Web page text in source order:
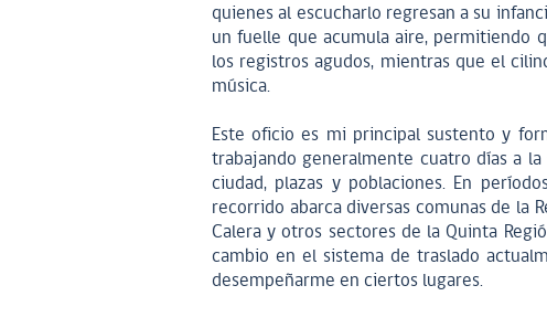
quienes al escucharlo regresan a su
un fuelle que acumula aire, permitiendo
los registros agudos, mientras que el
música.
Este oficio es mi principal sustento y
trabajando generalmente cuatro días a
ciudad, plazas y poblaciones. En
recorrido abarca diversas comunas de la
Calera y otros sectores de la Quinta
cambio en el sistema de traslado
desempeñarme en ciertos lugares.